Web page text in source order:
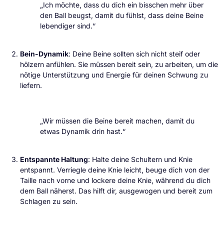
„Ich möchte, dass du dich ein bisschen mehr über
den Ball beugst, damit du fühlst, dass deine Beine
lebendiger sind.“
Bein-Dynamik: Deine Beine sollten sich nicht steif oder
hölzern anfühlen. Sie müssen bereit sein, zu arbeiten, um die
nötige Unterstützung und Energie für deinen Schwung zu
liefern.
„Wir müssen die Beine bereit machen, damit du
etwas Dynamik drin hast.“
Entspannte Haltung: Halte deine Schultern und Knie
entspannt. Verriegle deine Knie leicht, beuge dich von der
Taille nach vorne und lockere deine Knie, während du dich
dem Ball näherst. Das hilft dir, ausgewogen und bereit zum
Schlagen zu sein.